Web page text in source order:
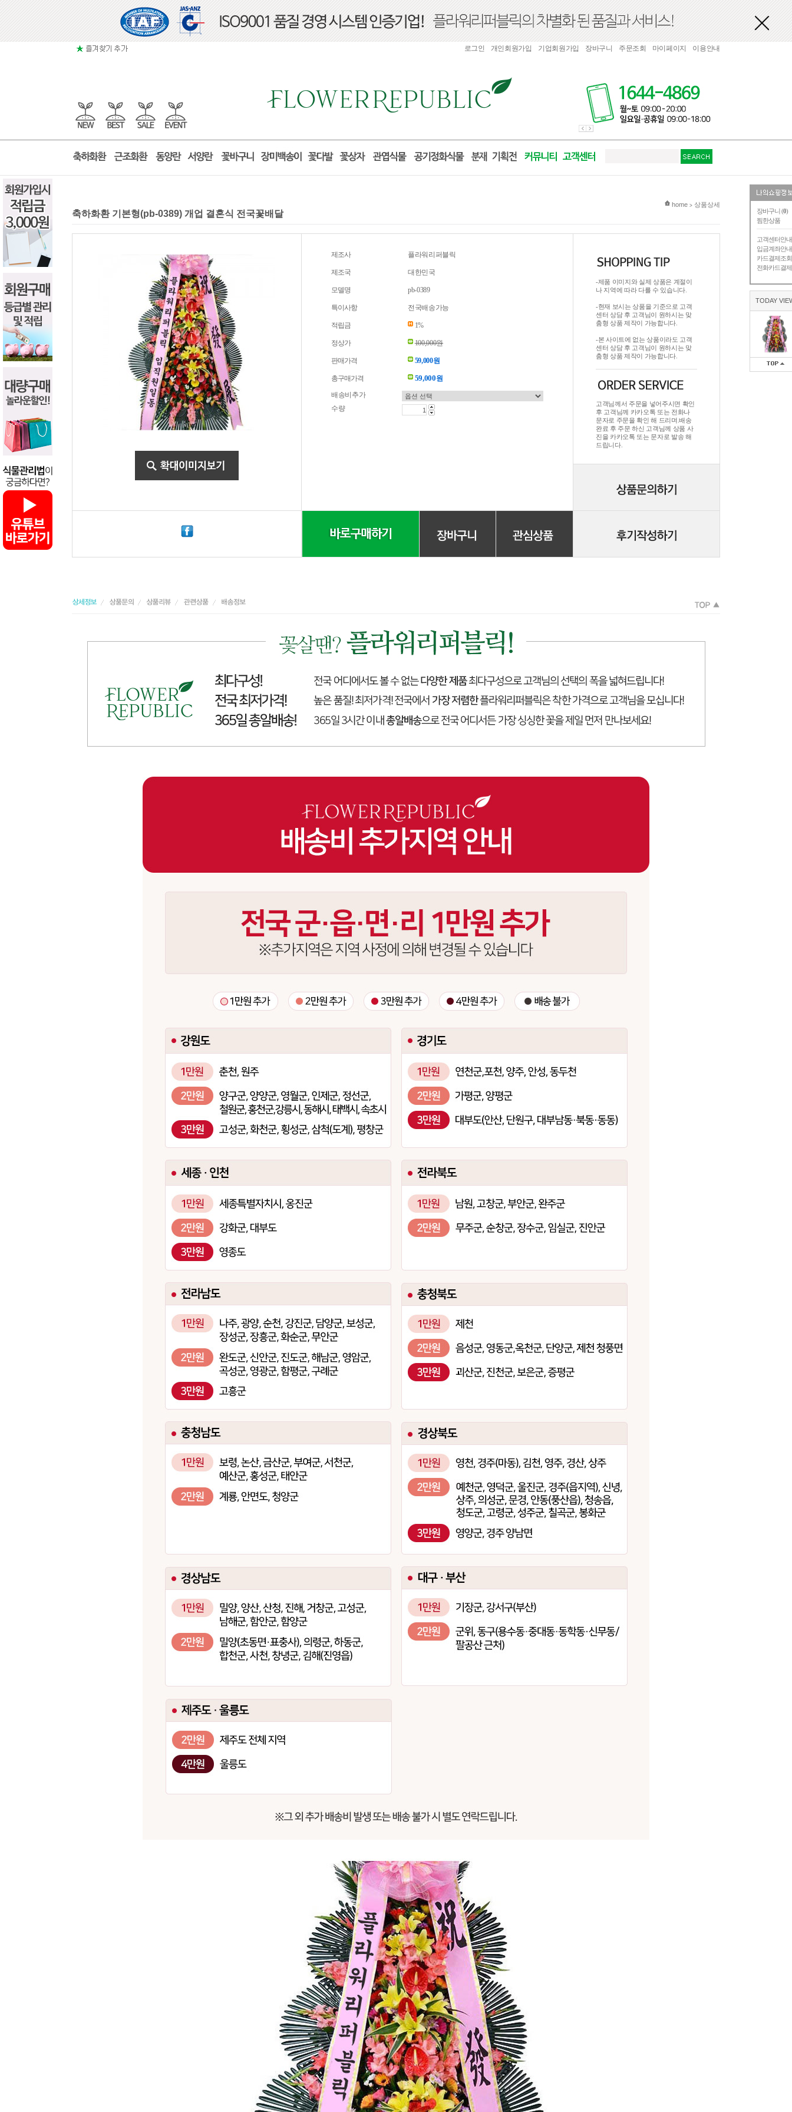
장바구니 (0)
찜한상품
고객센터안내
입금계좌안내
카드결제조회
전화카드결제
TODAY
로그인 개인회원가입 기업회원가입 장바구니 주문조회 마이페이지 이용안내
현재 위치
home > 상품상세
축하화환 기본형(pb-0389) 개업 결혼식 전국꽃배달
제조사 플라워리퍼블릭
제조국 대한민국
모델명 pb-0389
특이사항 전국배송가능
적립금 1%
정상가 100,000원
판매가격 59,000원
총구매가격 59,000원
배송비추가
수량
-제품 이미지와 실제 상품은 계절이
나 지역에 따라 다를 수 있습니다.
-현재 보시는 상품을 기준으로 고객
센터 상담 후 고객님이 원하시는 맞
춤형 상품 제작이 가능합니다.
-본 사이트에 없는 상품이라도 고객
센터 상담 후 고객님이 원하시는 맞
춤형 상품 제작이 가능합니다.
고객님께서 주문을 넣어주시면 확인
후 고객님께 카카오톡 또는 전화나
문자로 주문을 확인 해 드리며.배송
완료 후 주문 하신 고객님께 상품 사
진을 카카오톡 또는 문자로 발송 해
드립니다.